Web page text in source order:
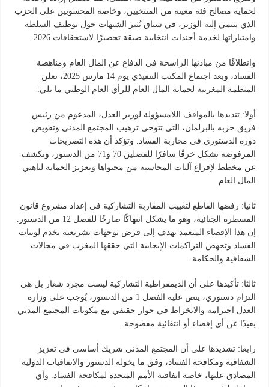
لحماية مصالح فئة معينة من المنتخبين، وخاصة المحسوبين على الحزب
الذي ينتمي إليه الوزير، في سياق يُثير الشبهات حول توظيف السلطة
وامتيازاتها لخدمة أجندات انتخابية ضيقة تحضيرًا لاستحقاقات 2026.
وانطلاقًا من مبادئها الراسخة في الدفاع عن المال العام ومناهضة
الفساد، وبعد اجتماع المكتب التنفيذي يوم 14 مارس 2025، تعلن
المنظمة المغربية لحماية المال العام للرأي العام الوطني ما يلي:
أولا: تنديدها بالمواقف اللامسؤولة لوزير العدل، المدعوم من رئيس
فريق حزبه بالبرلمان، التي تتوخى ترهيب المجتمع المدني وتقويض
دوره الدستوري في محاربة الفساد. وتؤكد أن هذه التصريحات
المرفوضة تشكل خرقًا سافرًا للفصلين 70 و71 من الدستور، وتكشف
عن مخطط لإفراغ آليات المحاسبة من محتواها وتعزيز الحماية لناهبي
المال العام.
ثانيا: رفضها القاطع لتغييب المقاربة التشاركية في إعداد مشروع قانون
المسطرة الجنائية، وهو ما يشكل انتهاكًا صارخًا للفصل 12 من الدستور.
إن هذا الإقصاء المتعمد يهدف إلى فرض توجهات تشريعية تخدم لوبيات
الفساد وتجهض التراكمات الإيجابية التي حققها المغرب في مجالات
الشفافية والحكامة.
ثالثا: تأكيدها على أن الديمقراطية التشاركية ليست مجرد شعار بل هي
التزام دستوري، ينص عليه الفصل 1 من الدستور، يُوجب على وزارة
العدل احترامه والانخراط في حوار حقيقي مع مكونات المجتمع المدني
بعيدًا عن أي إقصاء أو انتقائية مفضوحة.
رابعا: تشديدها على أن المجتمع المدني شريك أساسي في تعزيز
الشفافية ومكافحة الفساد، وفق ما يخوله الدستور والاتفاقيات الدولية
المصادق عليها، خاصة اتفاقية الأمم المتحدة لمكافحة الفساد. وأي